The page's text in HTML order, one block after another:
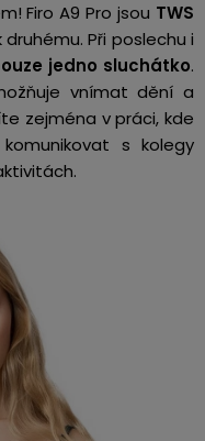
Firo A9 Pro jsou TWS
Při poslechu i
jedno sluchátko.
vnímat dění a
zejména v práci, kde
s kolegy